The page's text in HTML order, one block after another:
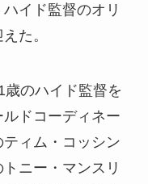
イド監督のオリ
た。
のハイド監督を
ドコーディネー
ィム・コッシン
ニー・マンスリ